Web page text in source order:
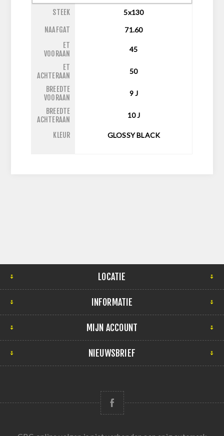
STEEK 5x130
NAAFGAT
71.60
ET
VOORAAN
45
ET
ACHTERAAN
50
BREEDTE
VOORAAN
9J
BREEDTE
ACHTERAAN
10J
KLEUR GLOSSY BLACK
LOCATIE
INFORMATIE
MIJN ACCOUNT
NIEUWSBRIEF